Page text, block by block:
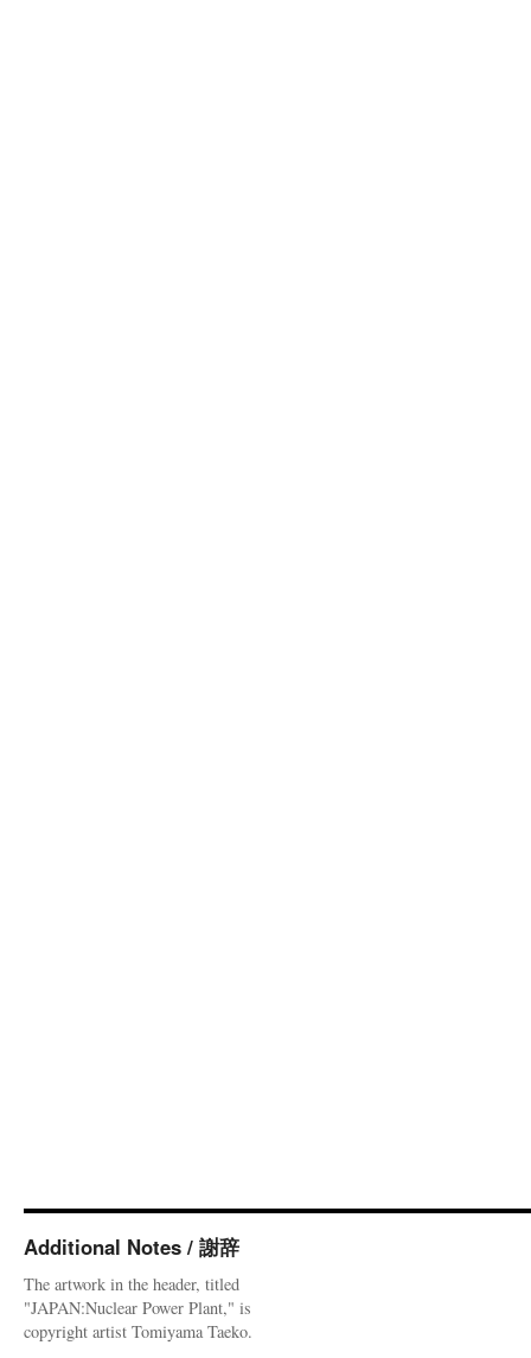
Additional Notes / 謝辞
The artwork in the header, titled
"JAPAN:Nuclear Power Plant," is
copyright artist Tomiyama Taeko.